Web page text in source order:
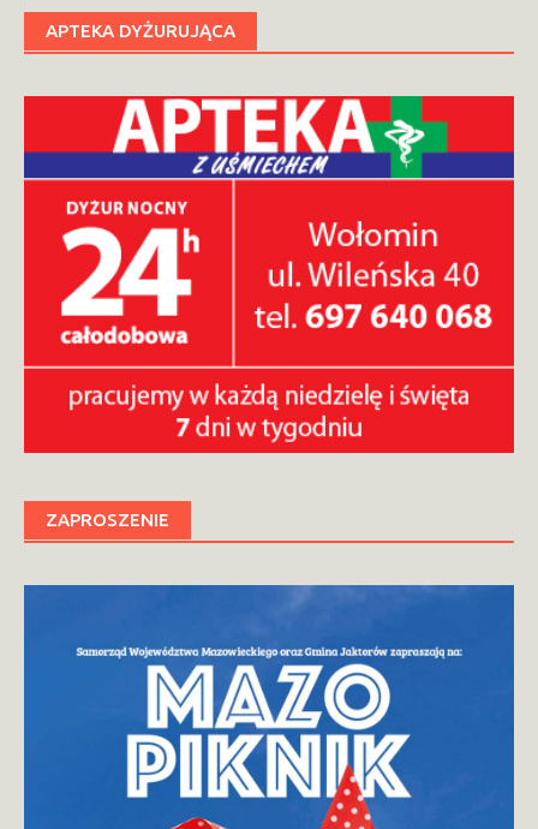
APTEKA DYŻURUJĄCA
ZAPROSZENIE